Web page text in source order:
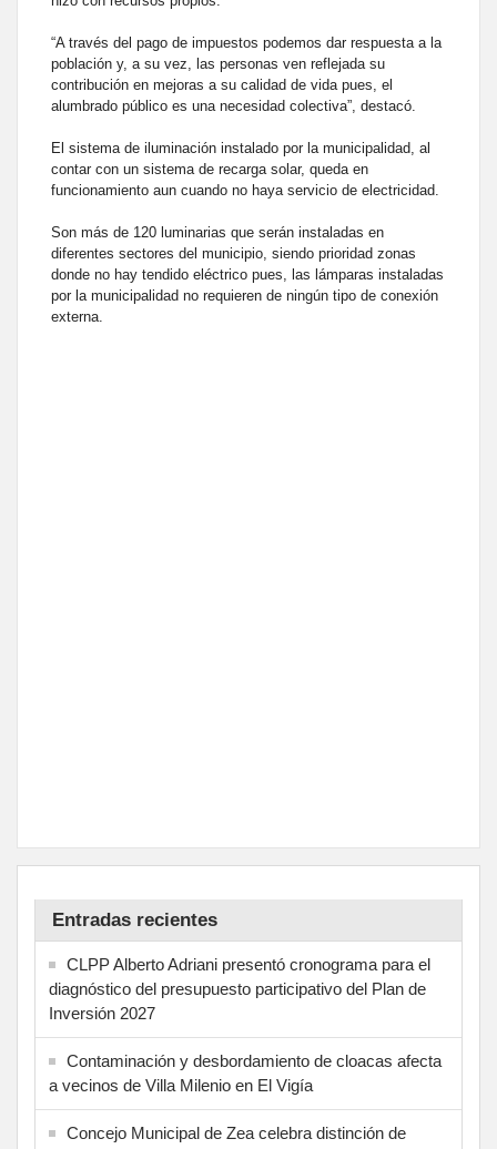
“A través del pago de impuestos podemos dar respuesta a la
población y, a su vez, las personas ven reflejada su
contribución en mejoras a su calidad de vida pues, el
alumbrado público es una necesidad colectiva”, destacó.
El sistema de iluminación instalado por la municipalidad, al
contar con un sistema de recarga solar, queda en
funcionamiento aun cuando no haya servicio de electricidad.
Son más de 120 luminarias que serán instaladas en
diferentes sectores del municipio, siendo prioridad zonas
donde no hay tendido eléctrico pues, las lámparas instaladas
por la municipalidad no requieren de ningún tipo de conexión
externa.
Entradas recientes
CLPP Alberto Adriani presentó cronograma para el
diagnóstico del presupuesto participativo del Plan de
Inversión 2027
Contaminación y desbordamiento de cloacas afecta
a vecinos de Villa Milenio en El Vigía
Concejo Municipal de Zea celebra distinción de